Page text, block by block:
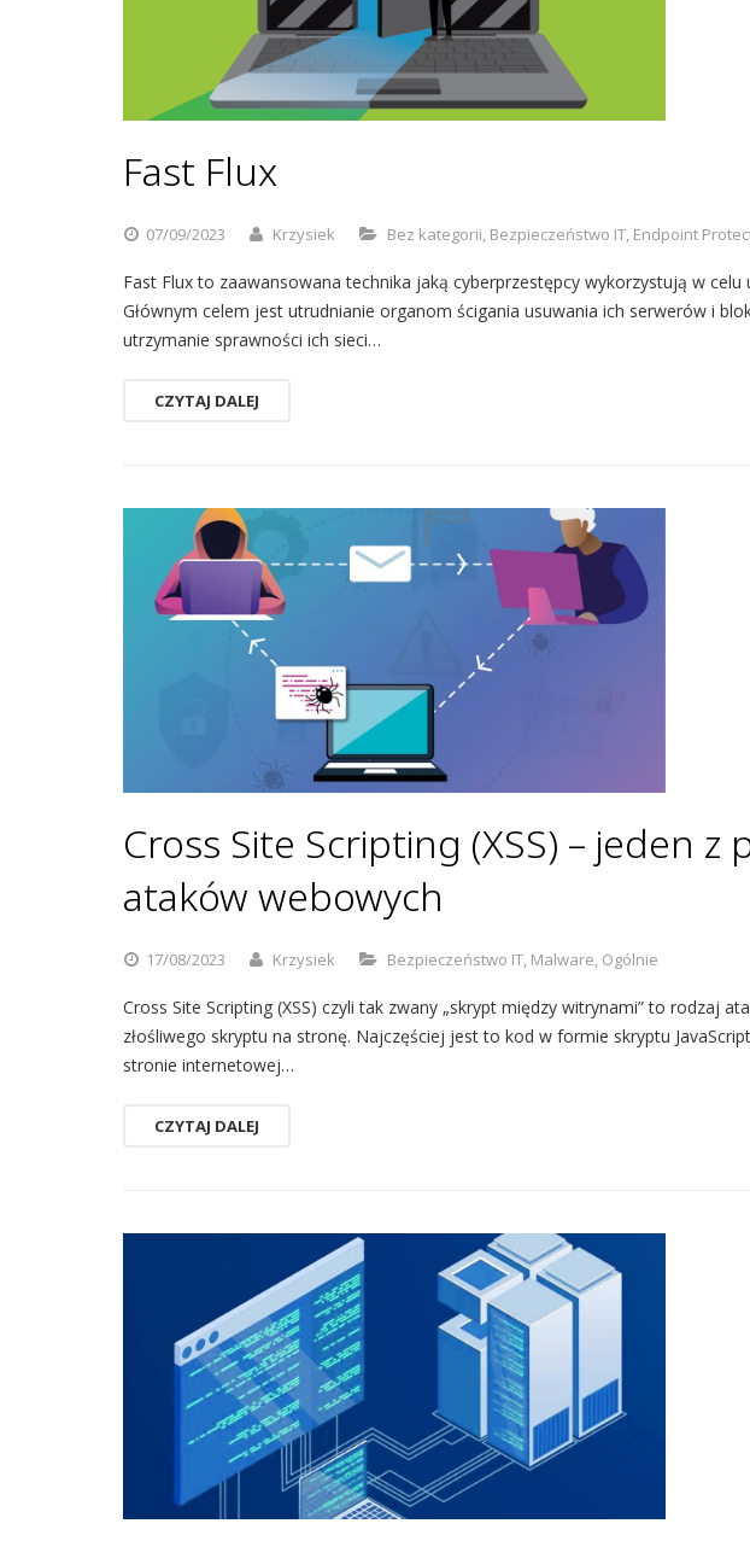
Fast Flux
07/09/2023 Krzysiek Bez kategorii Bezpieczeństwo IT Endpoint
Fast Flux to zaawansowana technika jaką cyberprzestępcy wykorzystują w
Głównym celem jest utrudnianie organom ścigania usuwania ich serwerów i
utrzymanie sprawności ich sieci…
CZYTAJ DALEJ
Cross Site Scripting (XSS) – jeden z
ataków webowych
17/08/2023 Krzysiek Bezpieczeństwo IT, Malware, Ogólnie
Cross Site Scripting (XSS) czyli tak zwany „skrypt między witrynami” to rodzaj
złośliwego skryptu na stronę. Najczęściej jest to kod w formie skryptu
stronie internetowej…
CZYTAJ DALEJ